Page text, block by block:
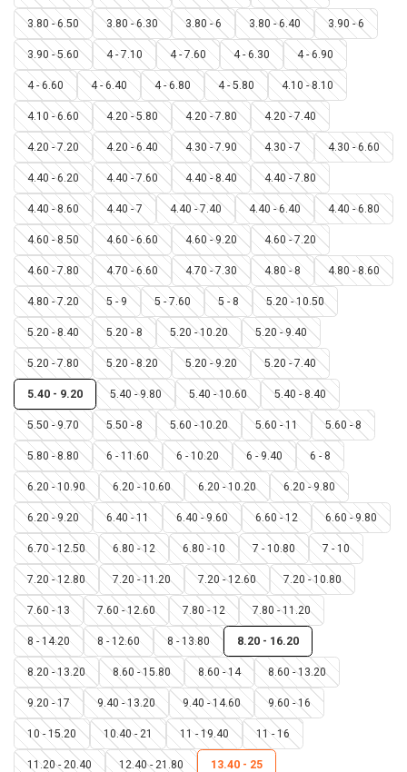
3.80 - 6.50 3.80 - 6.30 3.80 - 6 3.80 - 6.40 3.90 - 6
3.90 - 5.60 4 - 7.10 4 - 7.60 4 - 6.30 4 - 6.90
4 - 6.60 4 - 6.40 4 - 6.80 4 - 5.80 4.10 - 8.10
4.10 - 6.60 4.20 - 5.80 4.20 - 7.80 4.20 - 7.40
4.20 - 7.20 4.20 - 6.40 4.30 - 7.90 4.30 - 7 4.30 - 6.60
4.40 - 6.20 4.40 - 7.60 4.40 - 8.40 4.40 - 7.80
4.40 - 8.60 4.40 - 7 4.40 - 7.40 4.40 - 6.40 4.40 - 6.80
4.60 - 8.50 4.60 - 6.60 4.60 - 9.20 4.60 - 7.20
4.60 - 7.80 4.70 - 6.60 4.70 - 7.30 4.80 - 8 4.80 - 8.60
4.80 - 7.20 5 - 9 5 - 7.60 5 - 8 5.20 - 10.50
5.20 - 8.40 5.20 - 8 5.20 - 10.20 5.20 - 9.40
5.20 - 7.80 5.20 - 8.20 5.20 - 9.20 5.20 - 7.40
5.40 - 9.20 5.40 - 9.80 5.40 - 10.60 5.40 - 8.40
5.50 - 9.70 5.50 - 8 5.60 - 10.20 5.60 - 11 5.60 - 8
5.80 - 8.80 6 - 11.60 6 - 10.20 6 - 9.40 6 - 8
6.20 - 10.90 6.20 - 10.60 6.20 - 10.20 6.20 - 9.80
6.20 - 9.20 6.40 - 11 6.40 - 9.60 6.60 - 12 6.60 - 9.80
6.70 - 12.50 6.80 - 12 6.80 - 10 7 - 10.80 7 - 10
7.20 - 12.80 7.20 - 11.20 7.20 - 12.60 7.20 - 10.80
7.60 - 13 7.60 - 12.60 7.80 - 12 7.80 - 11.20
8 - 14.20 8 - 12.60 8 - 13.80 8.20 - 16.20
8.20 - 13.20 8.60 - 15.80 8.60 - 14 8.60 - 13.20
9.20 - 17 9.40 - 13.20 9.40 - 14.60 9.60 - 16
10 - 15.20 10.40 - 21 11 - 19.40 11 - 16
11.20 - 20.40 12.40 - 21.80 13.40 - 25